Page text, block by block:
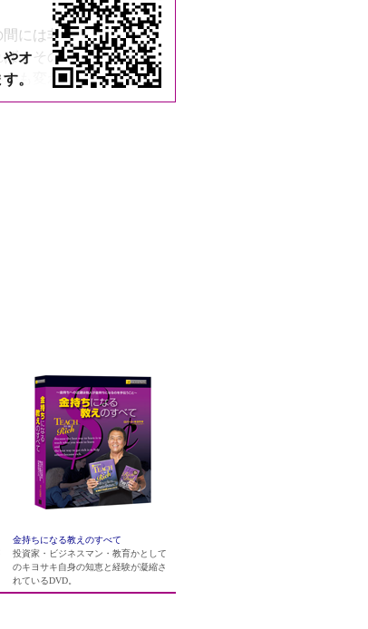
には非常に大きな違
、その影響は財務諸
も変わってくる」(金
やオ
。
金持ちになる教えのすべて
投資家・ビジネスマン・教育かとして
のキヨサキ自身の知恵と経験が凝縮さ
れているDVD。